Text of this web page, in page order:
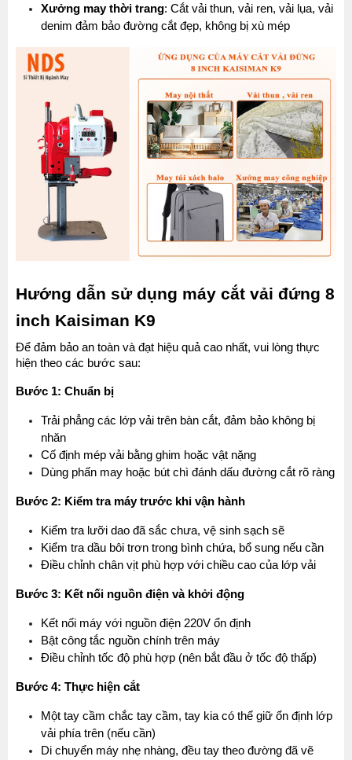
Xưởng may thời trang: Cắt vải thun, vải ren, vải lụa, vải
denim đảm bảo đường cắt đẹp, không bị xù mép
Hướng dẫn sử dụng máy cắt vải đứng 8
inch Kaisiman K9
Để đảm bảo an toàn và đạt hiệu quả cao nhất, vui lòng thực
hiện theo các bước sau:
Bước 1: Chuẩn bị
Trải phẳng các lớp vải trên bàn cắt, đảm bảo không bị
nhăn
Cố định mép vải bằng ghim hoặc vật nặng
Dùng phấn may hoặc bút chì đánh dấu đường cắt rõ ràng
Bước 2: Kiểm tra máy trước khi vận hành
Kiểm tra lưỡi dao đã sắc chưa, vệ sinh sạch sẽ
Kiểm tra dầu bôi trơn trong bình chứa, bổ sung nếu cần
Điều chỉnh chân vịt phù hợp với chiều cao của lớp vải
Bước 3: Kết nối nguồn điện và khởi động
Kết nối máy với nguồn điện 220V ổn định
Bật công tắc nguồn chính trên máy
Điều chỉnh tốc độ phù hợp (nên bắt đầu ở tốc độ thấp)
Bước 4: Thực hiện cắt
Một tay cầm chắc tay cầm, tay kia có thể giữ ổn định lớp
vải phía trên (nếu cần)
Di chuyển máy nhẹ nhàng, đều tay theo đường đã vẽ